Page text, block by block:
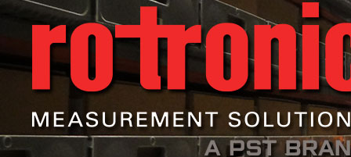
JOB HOS CKE
OM CKE
KONTAKT OS
Produkter
Rotronic HC2A-S